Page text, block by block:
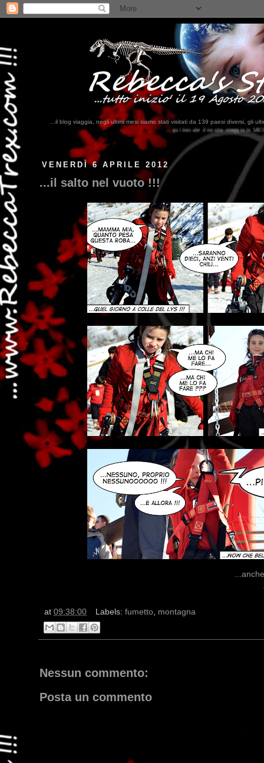
...il blog viaggia, negli ultimi mesi siamo stati visitati da 139 paesi diversi, gli
...qui trovate il nostro viaggio in MESSICO 2023...clikka qui !!!
VENERDÌ 6 APRILE 2012
...il salto nel vuoto !!!
at 09:38:00 Labels: fumetto, montagna
Nessun commento:
Posta un commento